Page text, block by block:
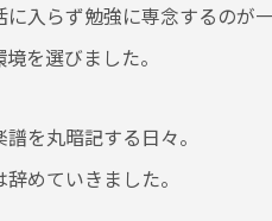
入らず勉強に専念するのが
を選びました。
を丸暗記する日々。
めていきました。